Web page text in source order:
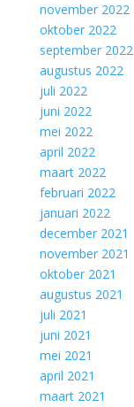
november 2022
oktober 2022
september 2022
augustus 2022
juli 2022
juni 2022
mei 2022
april 2022
maart 2022
februari 2022
januari 2022
december 2021
november 2021
oktober 2021
augustus 2021
juli 2021
juni 2021
mei 2021
april 2021
maart 2021